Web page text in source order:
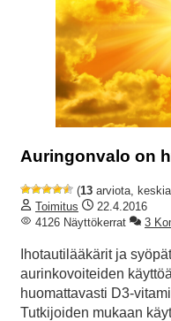
Auringonvalo on
(13 arviota,
Toimitus
22.4.2016
4126 Näyttökerrat
3
Ihotautilääkärit ja
aurinkovoiteiden
huomattavasti D3-
Tutkijoiden mukaan